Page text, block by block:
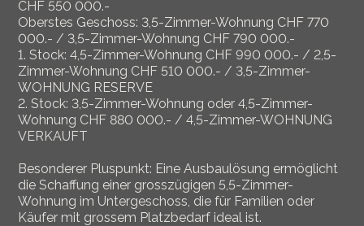
CHF 550 000.-
Oberstes Geschoss: 3,5-Zimmer-Wohnung CHF 770
000.- / 3,5-Zimmer-Wohnung CHF 790 000.-
1. Stock: 4,5-Zimmer-Wohnung CHF 990 000.- / 2,5-
Zimmer-Wohnung CHF 510 000.- / 3,5-Zimmer-
WOHNUNG RESERVE
2. Stock: 3,5-Zimmer-Wohnung oder 4,5-Zimmer-
Wohnung CHF 880 000.- / 4,5-Zimmer-WOHNUNG
VERKAUFT
Besonderer Pluspunkt: Eine Ausbaulösung ermöglicht
die Schaffung einer grosszügigen 5,5-Zimmer-
Wohnung im Untergeschoss, die für Familien oder
Käufer mit grossem Platzbedarf ideal ist.